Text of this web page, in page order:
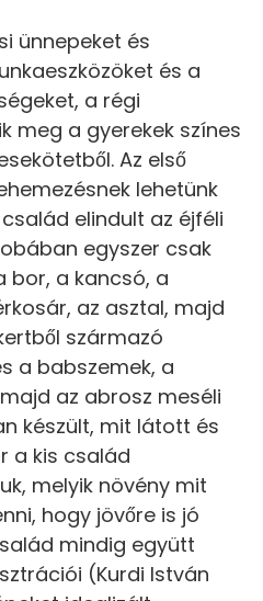
ünnepeket és
és a
a régi
meg a gyerekek színes
Az első
lehetünk
elindult az éjféli
egyszer csak
bor, a kancsó, a
az asztal, majd
származó
a babszemek, a
az abrosz meséli
készült, mit látott és
a kis család
melyik növény mit
hogy jövőre is jó
mindig együtt
(Kurdi István